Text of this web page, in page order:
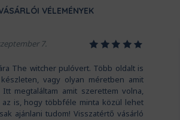
minél gyorsabban elkészüljenek
ropogósan, kerüljön hozzád!
VÉLEMÉNYEK
7. 12345
The witcher pulóvert. Több oldalt is
vagy olyan méretben amit
megtaláltam amit szerettem volna,
is, hogy többféle minta közül lehet
ajánlani tudom! Visszatértő vásárló